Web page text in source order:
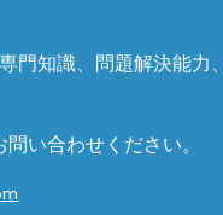
門知識、問題解決能力
い合わせください。